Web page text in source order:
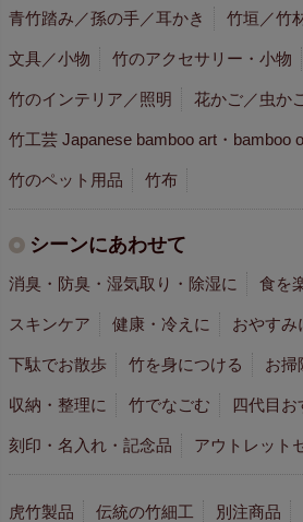
青竹踏み／孫の手／耳かき 竹垣／竹
文具／小物 竹のアクセサリー・小物
竹のインテリア／照明 花かご／虫か
竹工芸 Japanese bamboo art・bamboo
竹のペット用品 竹布
シーンにあわせて
消臭・防臭・湿気取り・除湿に 食を
スキンケア 健康・冷えに おやすみ
下駄でお散歩 竹を身につける お掃
収納・整理に 竹でなごむ 四代目お
刻印・名入れ・記念品 アウトレット
虎竹製品 伝統の竹細工 別注商品